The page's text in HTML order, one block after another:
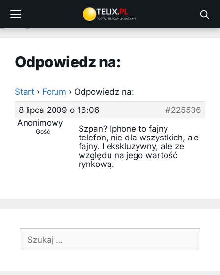
treści
Odpowiedz na:
Start › Forum › Odpowiedz na:
8 lipca 2009 o 16:06
#225536
Anonimowy
Gość
Szpan? Iphone to fajny
telefon, nie dla wszystkich, ale
fajny. I ekskluzywny, ale ze
względu na jego wartość
rynkową.
Szukaj: